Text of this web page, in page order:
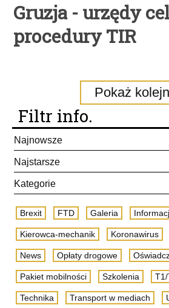
Gruzja - urzędy
procedury TIR
Pokaż
Filtr info.
Najnowsze
Najstarsze
Kategorie
Brexit FTD Galeria
Kierowca-mechanik Koronawirus
News Opłaty drogowe
Pakiet mobilności Szkolenia
Technika Transport w mediach